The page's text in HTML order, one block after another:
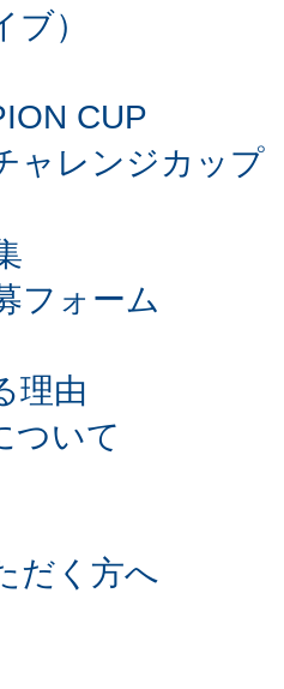
）
CUP
ャレンジカップ
フォーム
理由
ついて
だく方へ